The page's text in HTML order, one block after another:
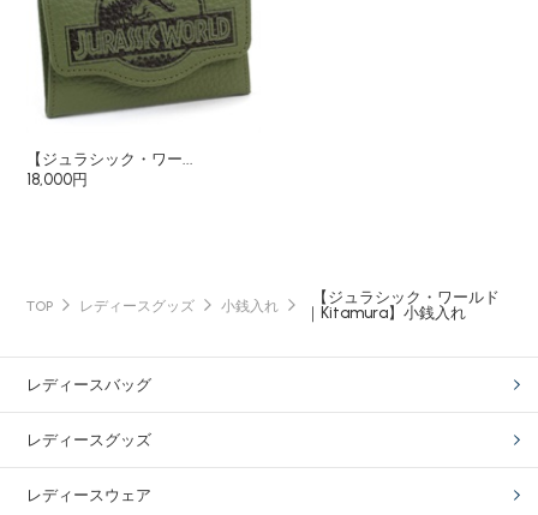
【ジュラシック・ワー...
18,000円
TOP レディースグッズ 小銭入れ
【ジュラシック・ワールド
｜Kitamura】小銭入れ
レディースバッグ
レディースグッズ
レディースウェア